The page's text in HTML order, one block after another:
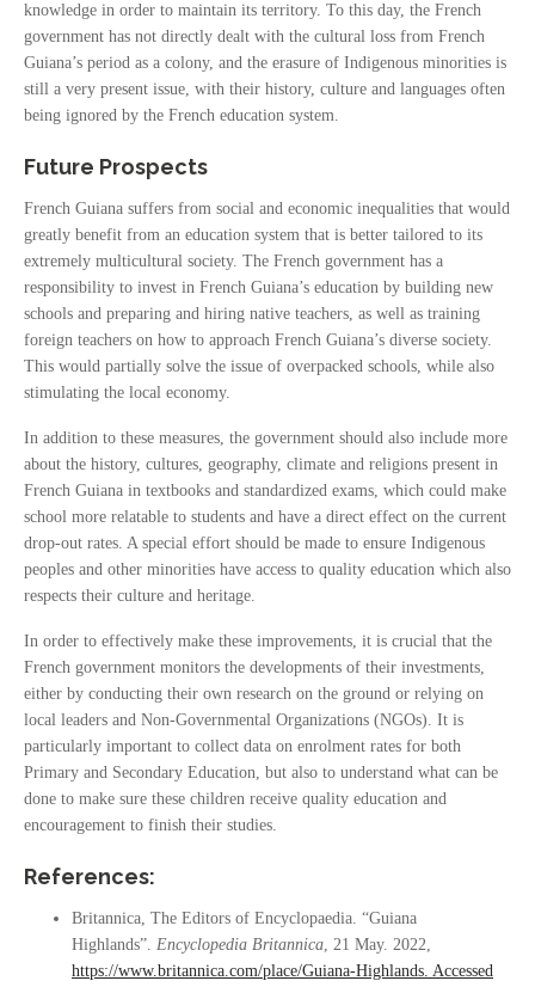
knowledge in order to maintain its territory. To this day, the French
government has not directly dealt with the cultural loss from French
Guiana’s period as a colony, and the erasure of Indigenous minorities is
still a very present issue, with their history, culture and languages often
being ignored by the French education system.
Future Prospects
French Guiana suffers from social and economic inequalities that would
greatly benefit from an education system that is better tailored to its
extremely multicultural society. The French government has a
responsibility to invest in French Guiana’s education by building new
schools and preparing and hiring native teachers, as well as training
foreign teachers on how to approach French Guiana’s diverse society.
This would partially solve the issue of overpacked schools, while also
stimulating the local economy.
In addition to these measures, the government should also include more
about the history, cultures, geography, climate and religions present in
French Guiana in textbooks and standardized exams, which could make
school more relatable to students and have a direct effect on the current
drop-out rates. A special effort should be made to ensure Indigenous
peoples and other minorities have access to quality education which also
respects their culture and heritage.
In order to effectively make these improvements, it is crucial that the
French government monitors the developments of their investments,
either by conducting their own research on the ground or relying on
local leaders and Non-Governmental Organizations (NGOs). It is
particularly important to collect data on enrolment rates for both
Primary and Secondary Education, but also to understand what can be
done to make sure these children receive quality education and
encouragement to finish their studies.
References:
Britannica, The Editors of Encyclopaedia. “Guiana
Highlands”. Encyclopedia Britannica, 21 May. 2022,
https://www.britannica.com/place/Guiana-Highlands. Accessed